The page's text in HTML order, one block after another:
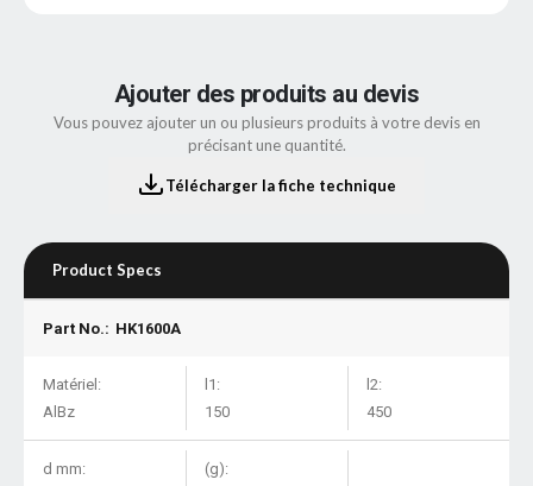
Ajouter des produits au devis
Vous pouvez ajouter un ou plusieurs produits à votre devis en
précisant une quantité.
Télécharger la fiche technique
Product Specs
Part No.: HK1600A
Matériel:
AlBz
l1:
150
l2:
450
d mm:
(g):